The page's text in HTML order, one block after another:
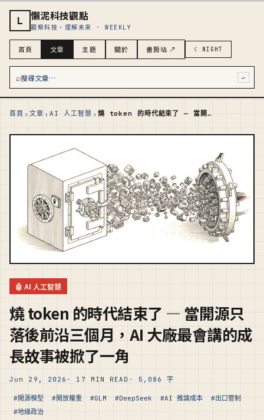
L 懶泥科技觀點
觀察科技，理解未來 · WEEKLY
⌕搜尋文章… ↵
首頁 文章 主題 關於 書房站 ↗ ☾ NIGHT
首頁 › 文章 › AI 人工智慧 › 燒 token 的時代結束了 — 當開源只落後前沿三個月，AI 大廠最會講的成長故事被掀了一角
🤖 AI 人工智慧
燒 token 的時代結束了 — 當開源只
落後前沿三個月，AI 大廠最會講的成
長故事被掀了一角
Jun 29, 2026 · 17 MIN READ · 5,086 字
#開源模型 #開放權重 #GLM #DeepSeek #AI 推論成本
#出口管制
#地緣政治